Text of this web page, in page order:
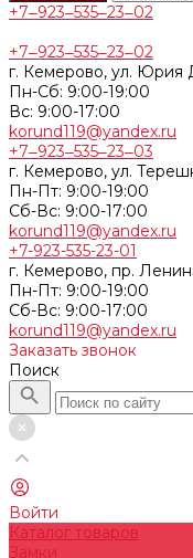
+7‒923‒535‒23‒02
+7‒923‒535‒23‒02
г. Кемерово, ул. Юрия
Пн-Сб: 9:00-19:00
Вс: 9:00-17:00
korund119@yandex.ru
+7‒923‒535‒23‒03
г. Кемерово, ул.
Пн-Пт: 9:00-19:00
Cб-Вс: 9:00-17:00
korund119@yandex.ru
+7-923-535-23-01
г. Кемерово, пр.
Пн-Пт: 9:00-19:00
Cб-Вс: 9:00-17:00
korund119@yandex.ru
Заказать звонок
Поиск
Войти
Каталог товаров
Замки